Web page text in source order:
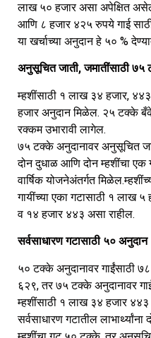
लाख ५० हजार असा अपेक्षित
आणि ८ हजार ४२५ रुपये गाई साठी
या खर्चाच्या अनुदान हे ५० %
अनुसूचित जाती, जमातींसाठी
म्हशींसाठी १ लाख ३४ हजार,
हजार अनुदान मिळेल. २५ टक्के
रक्कम उभारावी लागेल.
७५ टक्के अनुदानावर अनुसूचित
दोन दुधाळ आणि दोन म्हशींचा एक
वार्षिक योजनेअंतर्गत मिळेल.
गायींच्या एका गटासाठी १ लाख
व १४ हजार ४४३ असा राहील.
सर्वसाधारण गटासाठी ५० अनुदान
५० टक्के अनुदानावर गाईंसाठी
६२९, तर ७५ टक्के अनुदानावर
म्हशींसाठी १ लाख ३४ हजार
सर्वसाधारण गटातील